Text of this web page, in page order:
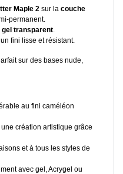
Maple 2 sur la couche
permanent.
gel transparent.
fini lisse et résistant.
sur des bases nude,
au fini caméléon
création artistique grâce
et à tous les styles de
avec gel, Acrygel ou